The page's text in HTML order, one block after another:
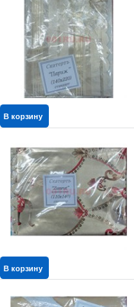
В корзину
В корзину